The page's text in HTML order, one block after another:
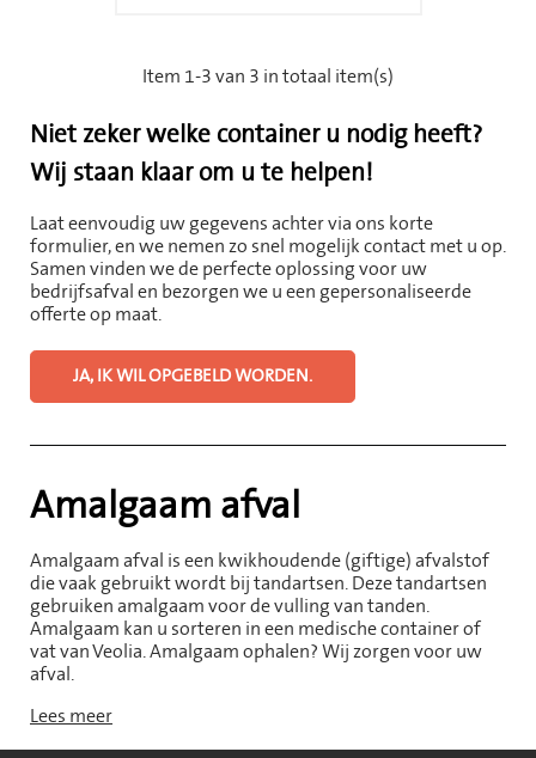
Item 1-3 van 3 in totaal item(s)
Niet zeker welke container u nodig heeft?
Wij staan klaar om u te helpen!
Laat eenvoudig uw gegevens achter via ons korte
formulier, en we nemen zo snel mogelijk contact met u op.
Samen vinden we de perfecte oplossing voor uw
bedrijfsafval en bezorgen we u een gepersonaliseerde
offerte op maat.
JA, IK WIL OPGEBELD WORDEN.
Amalgaam afval
Amalgaam afval is een kwikhoudende (giftige) afvalstof
die vaak gebruikt wordt bij tandartsen. Deze tandartsen
gebruiken amalgaam voor de vulling van tanden.
Amalgaam kan u sorteren in een medische container of
vat van Veolia. Amalgaam ophalen? Wij zorgen voor uw
afval.
Lees meer